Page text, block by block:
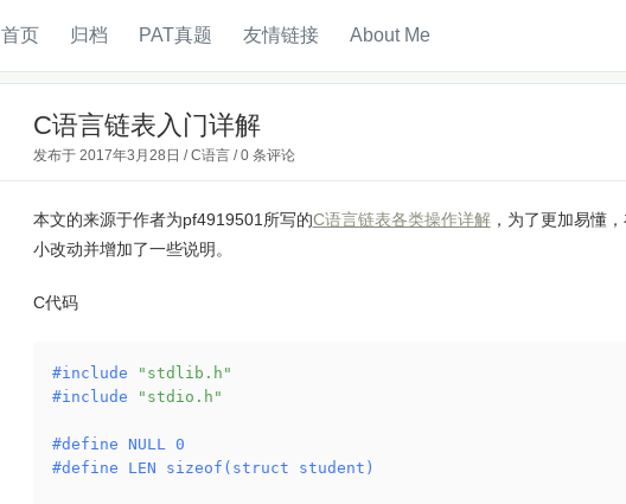
首页 归档 PAT真题 友情链接 About Me
C语言链表入门详解
发布于 2017年3月28日 /C语言/0 条评论
本文的来源于作者为pf4919501所写的C语言链表各类操作详解，为了更加易懂
小改动并增加了一些说明。
C代码
#include
"stdlib.h"
#include "stdio.h"
#define NULL 0
#define LEN sizeof(struct student)